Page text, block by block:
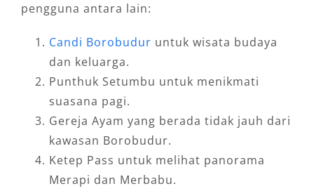
pengguna antara lain:
Candi Borobudur untuk wisata budaya
dan keluarga.
Punthuk Setumbu untuk menikmati
suasana pagi.
Gereja Ayam yang berada tidak jauh dari
kawasan Borobudur.
Ketep Pass untuk melihat panorama
Merapi dan Merbabu.